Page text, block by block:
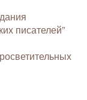
писателей”